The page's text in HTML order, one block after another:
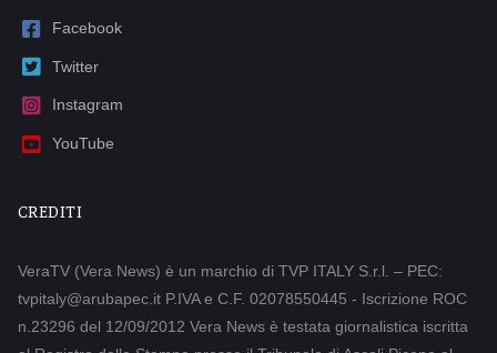
Facebook
Twitter
Instagram
YouTube
CREDITI
VeraTV (Vera News) è un marchio di TVP ITALY S.r.l. – PEC:
tvpitaly@arubapec.it P.IVA e C.F. 02078550445 - Iscrizione ROC
n.23296 del 12/09/2012 Vera News è testata giornalistica iscritta